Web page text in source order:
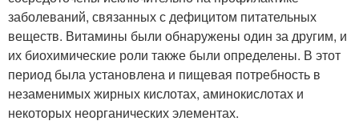
заболеваний, связанных с дефицитом питательных
веществ. Витамины были обнаружены один за другим, и
их биохимические роли также были определены. В этот
период была установлена и пищевая потребность в
незаменимых жирных кислотах, аминокислотах и
некоторых неорганических элементах.